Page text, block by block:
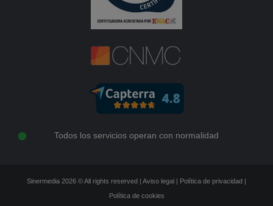
Todos los servicios operan con normalidad
Sinermedia 2026 © All rights reserved | Aviso legal | Política de privacidad |
Política de cookies